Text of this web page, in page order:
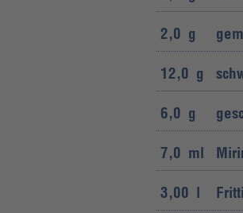
2,0 g
12,0 g
6,0 g
7,0 ml
3,00 l